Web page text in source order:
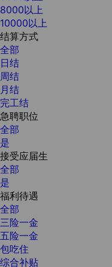
8000以上
10000以上
结算方式
全部
日结
周结
月结
完工结
急聘职位
全部
是
接受应届生
全部
是
福利待遇
全部
三险一金
五险一金
包吃住
综合补贴